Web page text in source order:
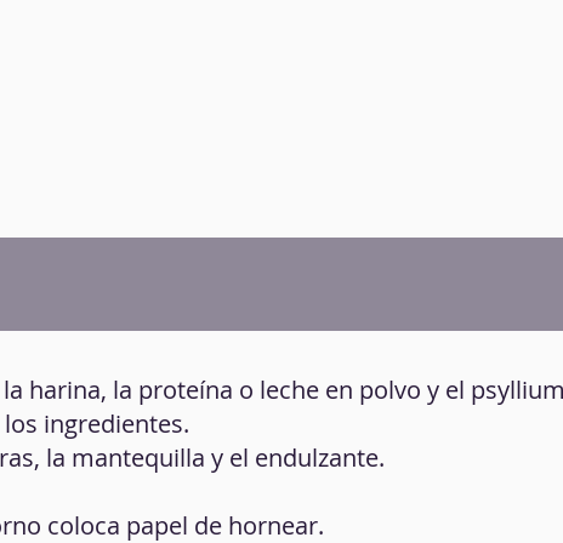
harina, la proteína o leche en polvo y el
ingredientes.
la mantequilla y el endulzante.
coloca papel de hornear.